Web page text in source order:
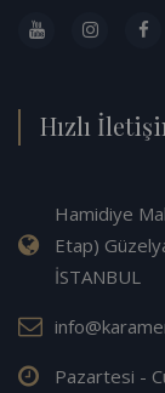
Hızlı
Hamidiye
Etap)
İSTANBUL
Pazartesi -